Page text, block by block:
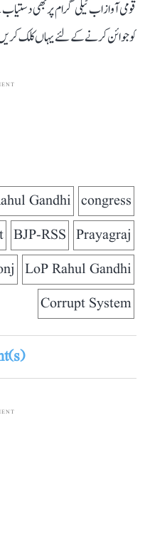
قومی آواز اب ٹیلی گرام پر بھی
کو جوائن کرنے کے لئے یہاں کلک
congress
Gandhi
Prayagraj
BJP-RSS
LoP Rahul Gandhi
Corrupt System